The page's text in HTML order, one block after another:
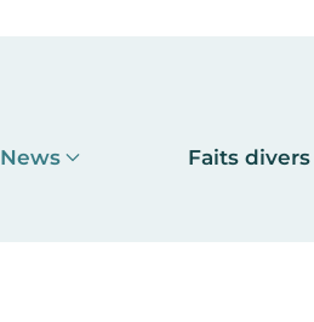
News Faits divers